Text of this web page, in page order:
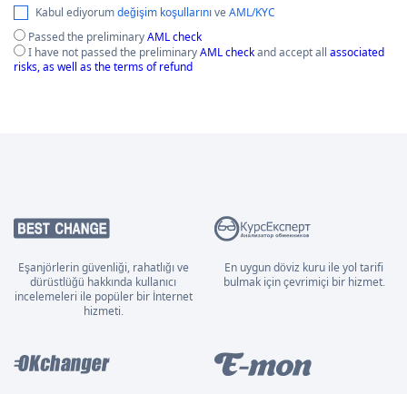
Kabul ediyorumdeğişim koşullarınıveAML/KYC
Passed the preliminaryAML check
I have not passed the preliminaryAML checkand accept all associated
risks, as well as the terms of refund
Eşanjörlerin güvenliği, rahatlığı ve
dürüstlüğü hakkında kullanıcı
incelemeleri ile popüler bir İnternet
hizmeti.
En uygun döviz kuru ile yol tarifi
bulmak için çevrimiçi bir hizmet.